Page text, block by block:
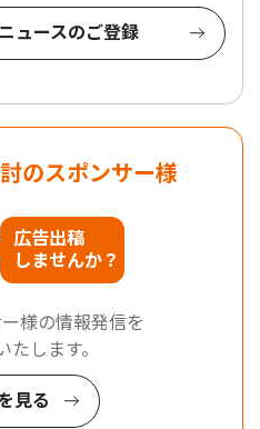
ュースのご登録
のスポンサー様
広告出稿
しませんか？
様の情報発信を
たします。
見る